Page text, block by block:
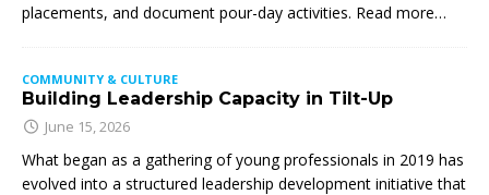
placements, and document pour-day activities. Read more…
COMMUNITY & CULTURE
Building Leadership Capacity in Tilt-Up
June 15, 2026
What began as a gathering of young professionals in 2019 has
evolved into a structured leadership development initiative that